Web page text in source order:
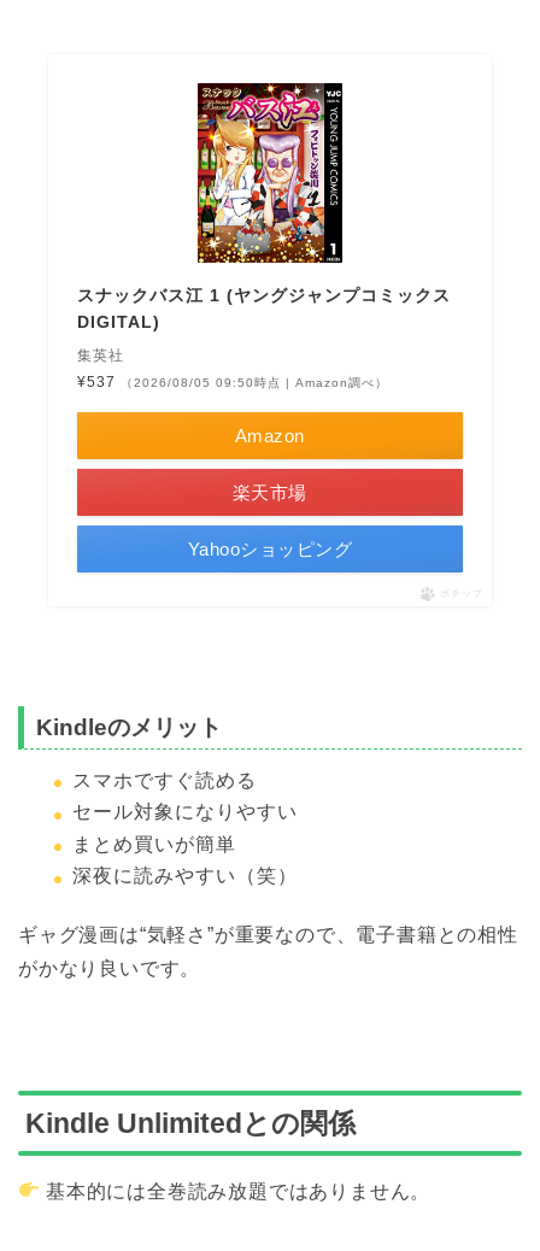
スナックバス江 1 (ヤングジャンプコミックス
DIGITAL)
集英社
¥537
（2026/08/05 09:50時点 | Amazon調べ）
Amazon
楽天市場
Yahooショッピング
ポチップ
Kindleのメリット
スマホですぐ読める
セール対象になりやすい
まとめ買いが簡単
深夜に読みやすい（笑）
ギャグ漫画は“気軽さ”が重要なので、電子書籍との相性
がかなり良いです。
Kindle Unlimitedとの関係
基本的には全巻読み放題ではありません。